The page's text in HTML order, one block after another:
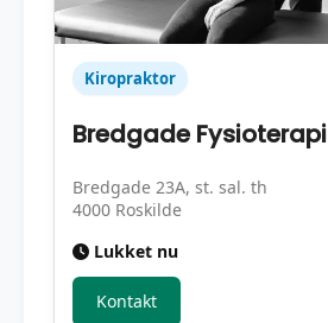
Kiropraktor
Bredgade Fysioterapi
Bredgade 23A, st. sal. th
4000 Roskilde
Lukket nu
Kontakt